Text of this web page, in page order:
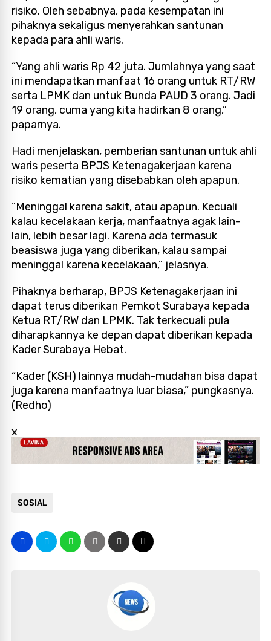
risiko. Oleh sebabnya, pada kesempatan ini
pihaknya sekaligus menyerahkan santunan
kepada para ahli waris.
“Yang ahli waris Rp 42 juta. Jumlahnya yang saat
ini mendapatkan manfaat 16 orang untuk RT/RW
serta LPMK dan untuk Bunda PAUD 3 orang. Jadi
19 orang, cuma yang kita hadirkan 8 orang,”
paparnya.
Hadi menjelaskan, pemberian santunan untuk ahli
waris peserta BPJS Ketenagakerjaan karena
risiko kematian yang disebabkan oleh apapun.
”Meninggal karena sakit, atau apapun. Kecuali
kalau kecelakaan kerja, manfaatnya agak lain-
lain, lebih besar lagi. Karena ada termasuk
beasiswa juga yang diberikan, kalau sampai
meninggal karena kecelakaan,” jelasnya.
Pihaknya berharap, BPJS Ketenagakerjaan ini
dapat terus diberikan Pemkot Surabaya kepada
Ketua RT/RW dan LPMK. Tak terkecuali pula
diharapkannya ke depan dapat diberikan kepada
Kader Surabaya Hebat.
“Kader (KSH) lainnya mudah-mudahan bisa dapat
juga karena manfaatnya luar biasa,” pungkasnya.
(Redho)
x
SOSIAL